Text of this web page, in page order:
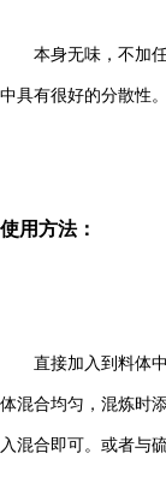
本身无味，不加
中具有很好的分散性
使用方法：
直接加入到料体
体混合均匀，混炼时
入混合即可。或者与